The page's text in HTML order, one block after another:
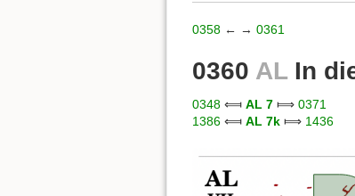
0358 ← → 0361
0360 AL In
0348 ⟽ AL 7 ⟾ 0371
1386 ⟽ AL 7k ⟾ 1436